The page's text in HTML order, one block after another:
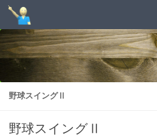
コンテンツへスキップ
野球スイングⅡ
野球スイングⅡ